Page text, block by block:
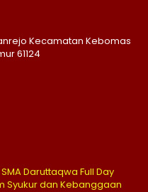
Kecamatan Kebomas
61124
Daruttaqwa Full Day
Syukur dan Kebanggaan